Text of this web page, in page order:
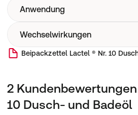
Erhöhte Rutschgefahr in Duschen
keine Informationen vorhanden
Anwendung
Das Arzneimittel wird zum Duschen
angewendet.
Wechselwirkungen
keine Informationen vorhanden
Beipackzettel Lactel ® Nr. 10
2
10 Dusch- und Badeöl